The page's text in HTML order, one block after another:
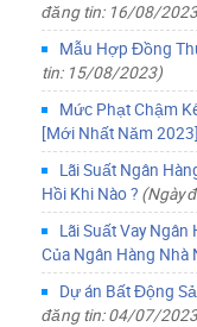
đăng tin: 16/08/
Mẫu Hợp Đồng
tin: 15/08/2023)
Mức Phạt Chậm
[Mới Nhất Năm 2023]
Lãi Suất Ngân
Hồi Khi Nào ? (Ngày
Lãi Suất Vay
Của Ngân Hàng Nhà
Dự án Bất Động
đăng tin: 04/07/